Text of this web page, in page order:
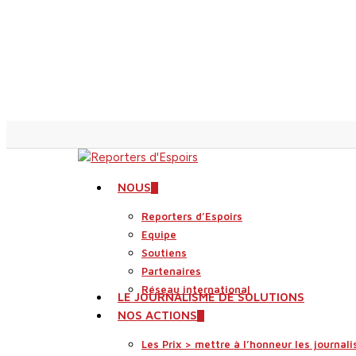
search
Menu NOUS
Reporters d’Espoirs
Equipe
Soutiens
Partenaires
Réseau international
LE JOURNALISME DE SOLUTIONS
NOS ACTIONS
Les Prix > mettre à l’honneur les